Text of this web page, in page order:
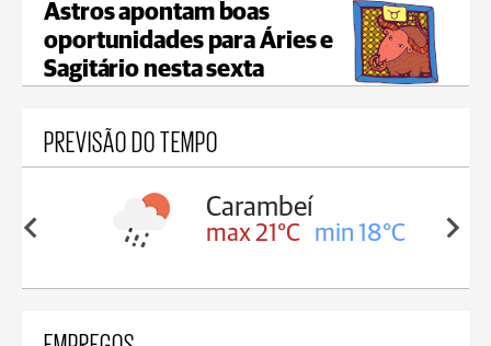
Astros apontam boas
oportunidades para Áries e
Sagitário nesta sexta
PREVISÃO DO TEMPO
18°C
Carambeí
max 21°C min 18°C